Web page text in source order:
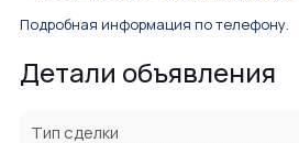
Подробная информация по телефону.
Детали объявления
Тип сделки